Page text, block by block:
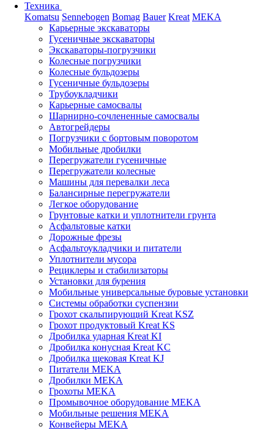
Техника
Komatsu Sennebogen Bomag Bauer Kreat MEKA
Карьерные экскаваторы
Гусеничные экскаваторы
Экскаваторы-погрузчики
Колесные погрузчики
Колесные бульдозеры
Гусеничные бульдозеры
Трубоукладчики
Карьерные самосвалы
Шарнирно-сочлененные cамосвалы
Автогрейдеры
Погрузчики с бортовым поворотом
Мобильные дробилки
Перегружатели гусеничные
Перегружатели колесные
Машины для перевалки леса
Балансирные перегружатели
Легкое оборудование
Грунтовые катки и уплотнители грунта
Асфальтовые катки
Дорожные фрезы
Асфальтоукладчики и питатели
Уплотнители мусора
Рециклеры и стабилизаторы
Установки для бурения
Мобильные универсальные буровые установки
Системы обработки суспензии
Грохот скальпирующий Kreat KSZ
Грохот продуктовый Kreat KS
Дробилка ударная Kreat KI
Дробилка конусная Kreat KC
Дробилка щековая Kreat KJ
Питатели MEKA
Дробилки MEKA
Грохоты MEKA
Промывочное оборудование MEKA
Мобильные решения MEKA
Конвейеры MEKA